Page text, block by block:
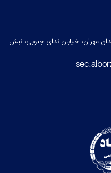
مهران، خیابان ندای جنوبی، نبش